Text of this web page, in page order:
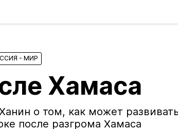
- МИР
Хамаса
о том, как может
после разгрома Хамаса